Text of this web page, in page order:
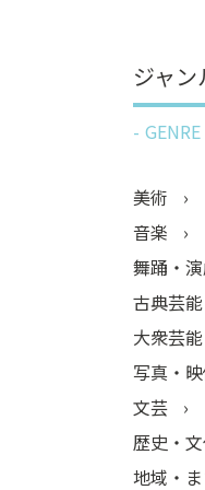
ジャン
GENRE
美術
音楽
舞踊・
古典芸能
大衆芸能
写真・
文芸
歴史・
地域・